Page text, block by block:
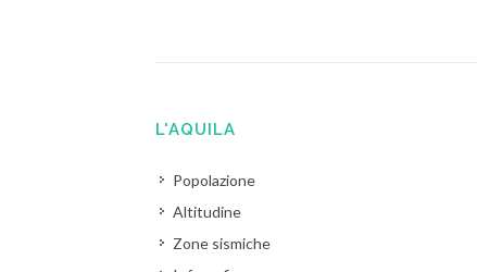
L'AQUILA
Popolazione
Altitudine
Zone sismiche